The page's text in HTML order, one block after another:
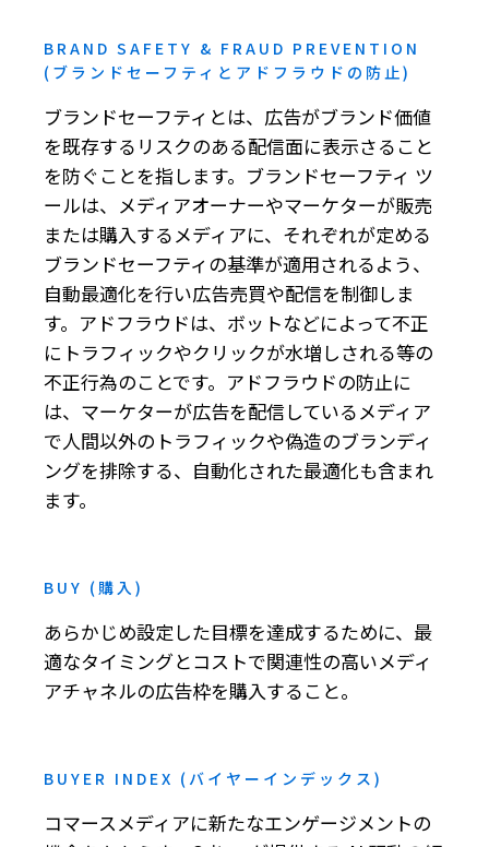
BRAND SAFETY & FRAUD PREVENTION
(ブランドセーフティとアドフラウドの防止)
ブランドセーフティとは、広告がブランド価値
を既存するリスクのある配信面に表示さること
を防ぐことを指します。ブランドセーフティ ツ
ールは、メディアオーナーやマーケターが販売
または購入するメディアに、それぞれが定める
ブランドセーフティの基準が適用されるよう、
自動最適化を行い広告売買や配信を制御しま
す。アドフラウドは、ボットなどによって不正
にトラフィックやクリックが水増しされる等の
不正行為のことです。アドフラウドの防止に
は、マーケターが広告を配信しているメディア
で人間以外のトラフィックや偽造のブランディ
ングを排除する、自動化された最適化も含まれ
ます。
BUY (購入)
あらかじめ設定した目標を達成するために、最
適なタイミングとコストで関連性の高いメディ
アチャネルの広告枠を購入すること。
BUYER INDEX (バイヤーインデックス)
コマースメディアに新たなエンゲージメントの